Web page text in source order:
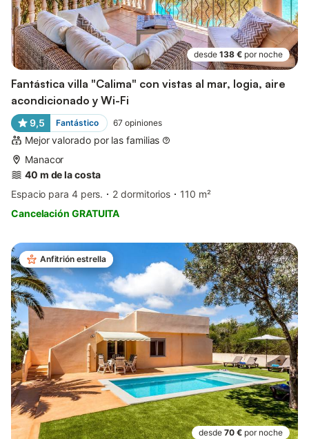
desde 138 € por noche
Fantástica villa "Calima" con vistas al mar, logia, aire
acondicionado y Wi-Fi
9,5 Fantástico 67 opiniones
Mejor valorado por las familias
Manacor
40 m de la costa
Espacio para 4 pers.
2 dormitorios
110 m²
Cancelación GRATUITA
Anfitrión estrella
desde 70 € por noche